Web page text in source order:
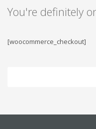
You're definitely
[woocommerce_checkout]